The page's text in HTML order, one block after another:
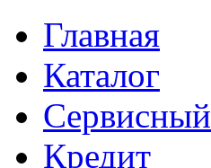
Главная
Каталог
Кредит